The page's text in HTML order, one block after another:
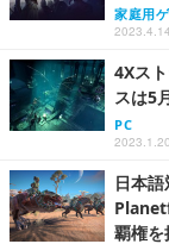
家庭用
4Xス
スは5
PC
日本
覇権を